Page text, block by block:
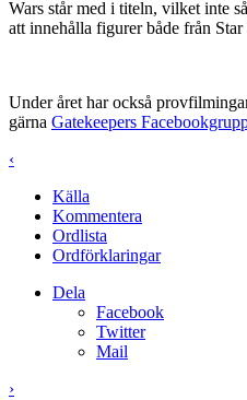
Wars står med i titeln, vilket inte
att innehålla figurer både från
Under året har också
gärna Gatekeepers
‹
Källa
Kommentera
Ordlista
Ordförklaringar
Dela
Facebook
Twitter
Mail
›